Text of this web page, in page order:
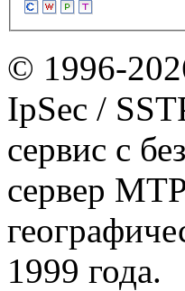
© 1996-
IpSec /
сервис с
сервер
1999 года.